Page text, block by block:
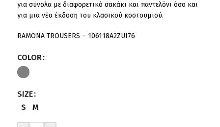
για σύνολα με διαφορετικό σακάκι και παντελόνι όσο και
για μια νέα έκδοση του κλασικού κοστουμιού.
RAMONA TROUSERS – 106118A2ZUI76
COLOR
SIZE
S
M